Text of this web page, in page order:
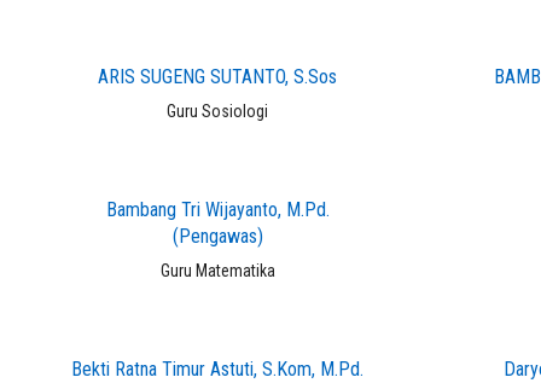
ARIS SUGENG SUTANTO, S.Sos
Guru Sosiologi
Bambang Tri Wijayanto, M.Pd.
(Pengawas)
Guru Matematika
Bekti Ratna Timur Astuti, S.Kom, M.Pd.